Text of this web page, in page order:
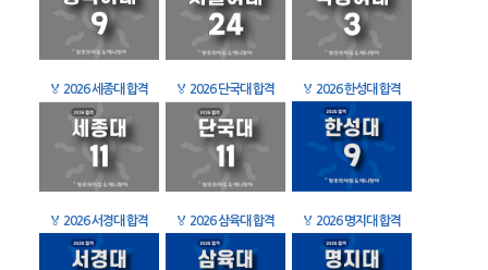
🏅 2026 세종대 합격 🏅 2026 단국대 합격 🏅 2026 한성대 합격
🏅 2026 서경대 합격 🏅 2026 삼육대 합격 🏅 2026 명지대 합격